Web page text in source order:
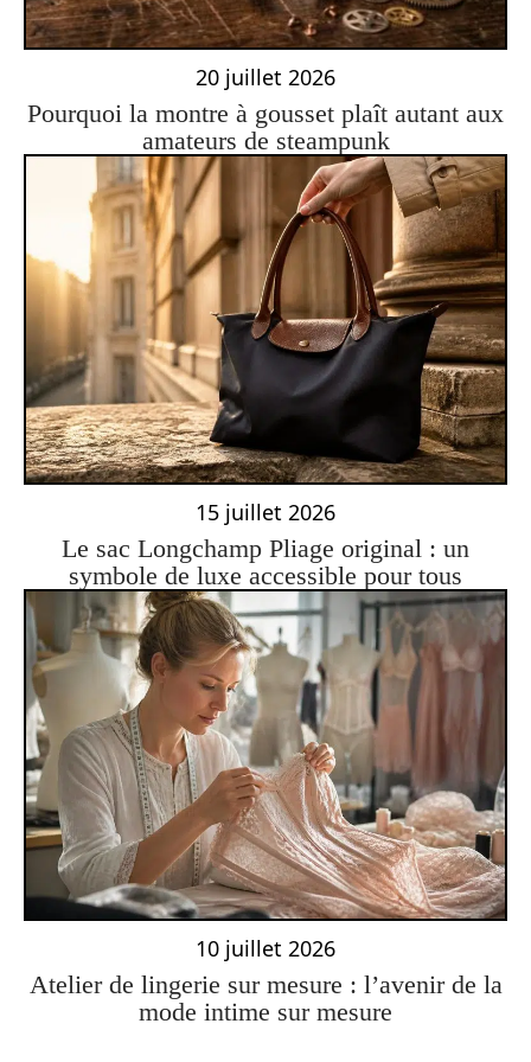
20 juillet 2026
Pourquoi la montre à gousset plaît autant aux
amateurs de steampunk
15 juillet 2026
Le sac Longchamp Pliage original : un
symbole de luxe accessible pour tous
10 juillet 2026
Atelier de lingerie sur mesure : l’avenir de la
mode intime sur mesure